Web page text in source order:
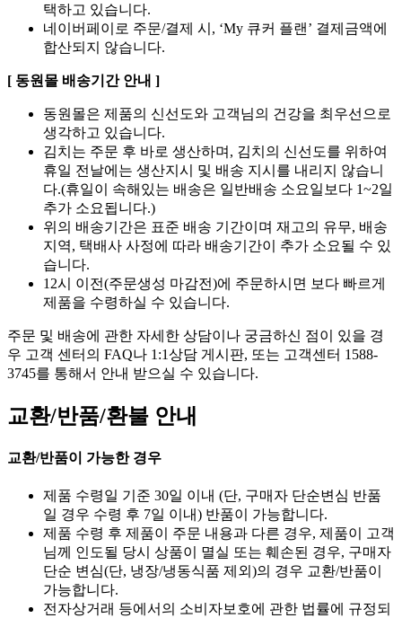
택하고 있습니다.
네이버페이로 주문/결제 시, ‘My 큐커 플랜’ 결제금액에
합산되지 않습니다.
[ 동원몰 배송기간 안내 ]
동원몰은 제품의 신선도와 고객님의 건강을 최우선으로
생각하고 있습니다.
김치는 주문 후 바로 생산하며, 김치의 신선도를 위하여
휴일 전날에는 생산지시 및 배송 지시를 내리지 않습니
다.(휴일이 속해있는 배송은 일반배송 소요일보다 1~2일
추가 소요됩니다.)
위의 배송기간은 표준 배송 기간이며 재고의 유무, 배송
지역, 택배사 사정에 따라 배송기간이 추가 소요될 수 있
습니다.
12시 이전(주문생성 마감전)에 주문하시면 보다 빠르게
제품을 수령하실 수 있습니다.
주문 및 배송에 관한 자세한 상담이나 궁금하신 점이 있을 경
우 고객 센터의 FAQ나 1:1상담 게시판, 또는 고객센터 1588-
3745를 통해서 안내 받으실 수 있습니다.
교환/반품/환불 안내
교환/반품이 가능한 경우
제품 수령일 기준 30일 이내 (단, 구매자 단순변심 반품
일 경우 수령 후 7일 이내) 반품이 가능합니다.
제품 수령 후 제품이 주문 내용과 다른 경우, 제품이 고객
님께 인도될 당시 상품이 멸실 또는 훼손된 경우, 구매자
단순 변심(단, 냉장/냉동식품 제외)의 경우 교환/반품이
가능합니다.
전자상거래 등에서의 소비자보호에 관한 법률에 규정되